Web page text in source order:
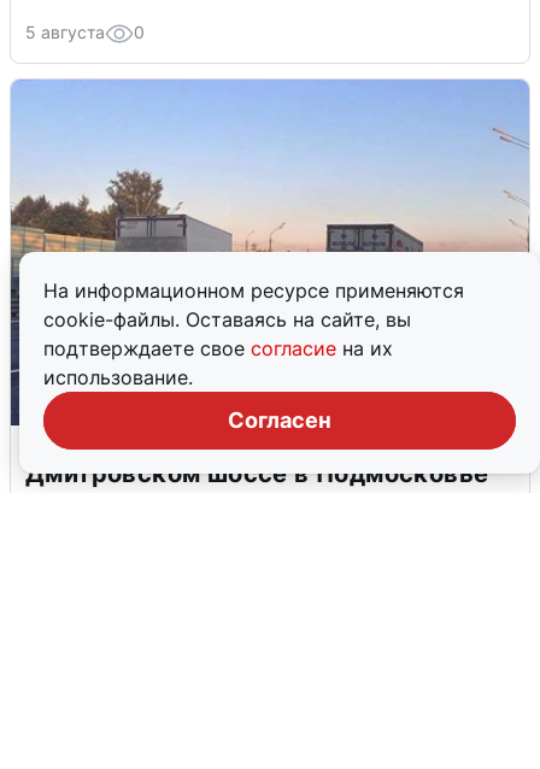
На информационном ресурсе применяются
cookie-файлы. Оставаясь на сайте, вы
подтверждаете свое согласие на их
использование.
Согласен
5 августа 0
Пять машин столкнулись на
Дмитровском шоссе в Подмосковье